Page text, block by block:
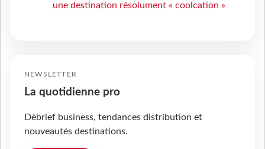
une destination résolument « coolcation »
NEWSLETTER
La quotidienne pro
Débrief business, tendances distribution et
nouveautés destinations.